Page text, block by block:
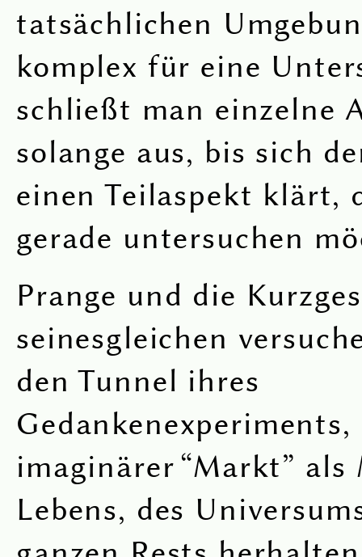
tatsächlichen
komplex für eine
schließt man einzelne
solange aus, bis sich
einen Teilaspekt klärt,
gerade untersuchen
Prange und die
seinesgleichen
den Tunnel ihres
imaginärer “Markt” als
Lebens, des